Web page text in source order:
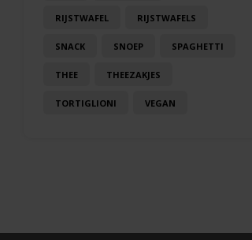
RIJSTWAFEL RIJSTWAFELS
SNACK SNOEP SPAGHETTI
THEE THEEZAKJES
TORTIGLIONI VEGAN